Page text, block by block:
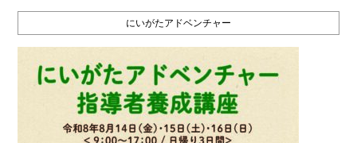
にいがたアドベンチャー